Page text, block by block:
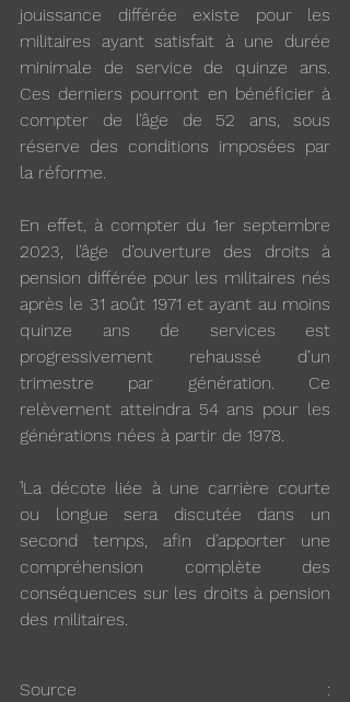
jouissance différée existe pour les
militaires ayant satisfait à une durée
minimale de service de quinze ans.
Ces derniers pourront en bénéficier à
compter de l’âge de 52 ans, sous
réserve des conditions imposées par
la réforme.
En effet, à compter du 1er septembre
2023, l’âge d’ouverture des droits à
pension différée pour les militaires nés
après le 31 août 1971 et ayant au moins
quinze ans de services est
progressivement rehaussé d’un
trimestre par génération. Ce
relèvement atteindra 54 ans pour les
générations nées à partir de 1978.
¹La décote liée à une carrière courte
ou longue sera discutée dans un
second temps, afin d’apporter une
compréhension complète des
conséquences sur les droits à pension
des militaires.